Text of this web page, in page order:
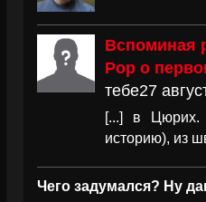
Вспоминая
Рор о
тебе27
[...] в Цюрих.
историю), из
Чего задумался? Ну